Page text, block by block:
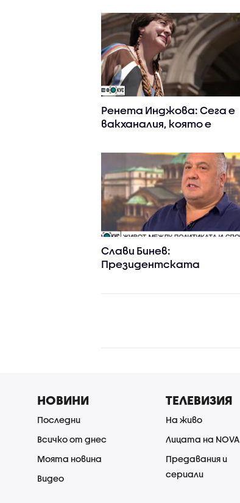
футболист (ВИДЕО)
Ренета Инджова: Сега е
вакханалия, която е
Слави Бинев:
Президентската
НОВИНИ
Последни
Всичко от днес
Моята новина
Видео
ТЕЛЕВИЗИЯ
На живо
Лицата на NOVA
Предавания и
сериали